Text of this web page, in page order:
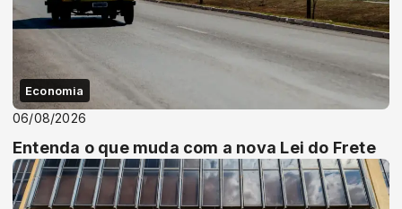
Economia
06/08/2026
Entenda o que muda com a nova Lei do Frete